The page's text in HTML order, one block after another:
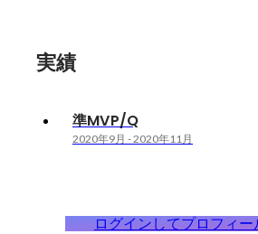
実績
準MVP/Q
2020年9月 -2020年11月
ログインしてプロフィー